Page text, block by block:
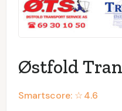
Østfold
Smartscore: ☆4.6